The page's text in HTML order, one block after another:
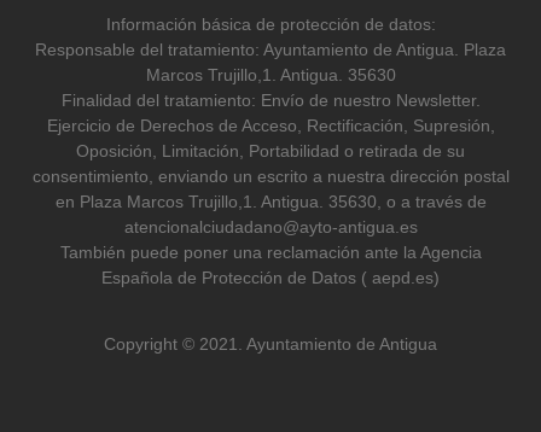
Información básica de protección de datos:
Responsable del tratamiento: Ayuntamiento de Antigua. Plaza
Marcos Trujillo,1. Antigua. 35630
Finalidad del tratamiento: Envío de nuestro Newsletter.
Ejercicio de Derechos de Acceso, Rectificación, Supresión,
Oposición, Limitación, Portabilidad o retirada de su
consentimiento, enviando un escrito a nuestra dirección postal
en Plaza Marcos Trujillo,1. Antigua. 35630, o a través de
atencionalciudadano@ayto-antigua.es
También puede poner una reclamación ante la Agencia
Española de Protección de Datos ( aepd.es)
Copyright © 2021. Ayuntamiento de Antigua